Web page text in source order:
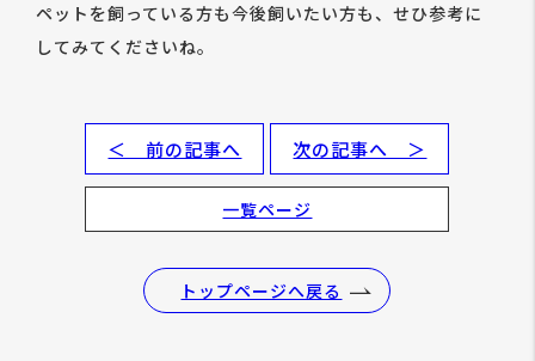
ペットを飼っている方も今後飼いたい方も、せひ参考に
してみてくださいね。
＜ 前の記事へ 次の記事へ ＞
一覧ページ
トップページへ戻る